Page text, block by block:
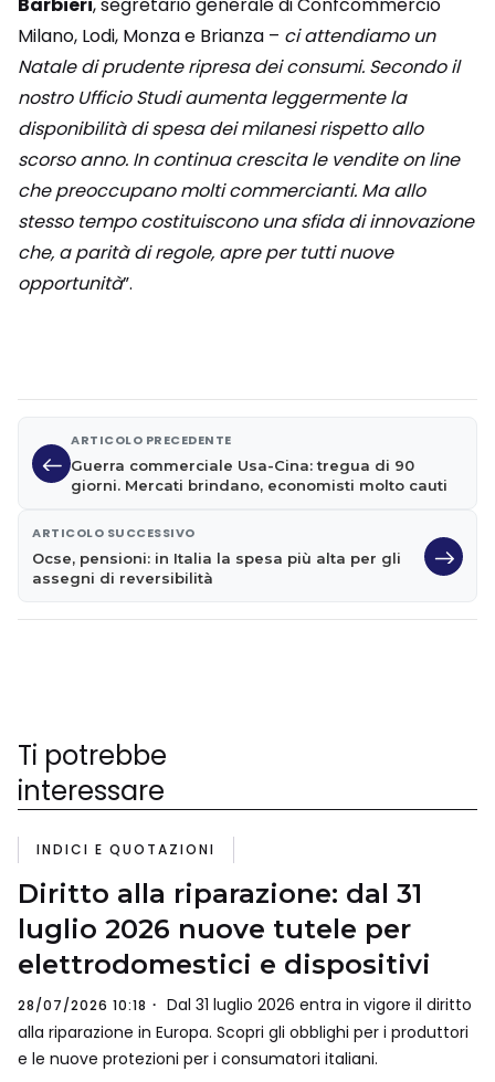
Milano, Lodi, Monza e Brianza – ci attendiamo un
Natale di prudente ripresa dei consumi. Secondo il
nostro Ufficio Studi aumenta leggermente la
disponibilità di spesa dei milanesi rispetto allo
scorso anno. In continua crescita le vendite on line
che preoccupano molti commercianti. Ma allo
stesso tempo costituiscono una sfida di innovazione
che, a parità di regole, apre per tutti nuove
opportunità”.
ARTICOLO PRECEDENTE
Guerra commerciale Usa-Cina: tregua di 90
giorni. Mercati brindano, economisti molto cauti
ARTICOLO SUCCESSIVO
Ocse, pensioni: in Italia la spesa più alta per gli
assegni di reversibilità
Ti potrebbe
interessare
INDICI E QUOTAZIONI
Diritto alla riparazione: dal 31
luglio 2026 nuove tutele per
elettrodomestici e dispositivi
28/07/2026 10:18
Dal 31 luglio 2026 entra in vigore il diritto
alla riparazione in Europa. Scopri gli obblighi per i produttori
e le nuove protezioni per i consumatori italiani.